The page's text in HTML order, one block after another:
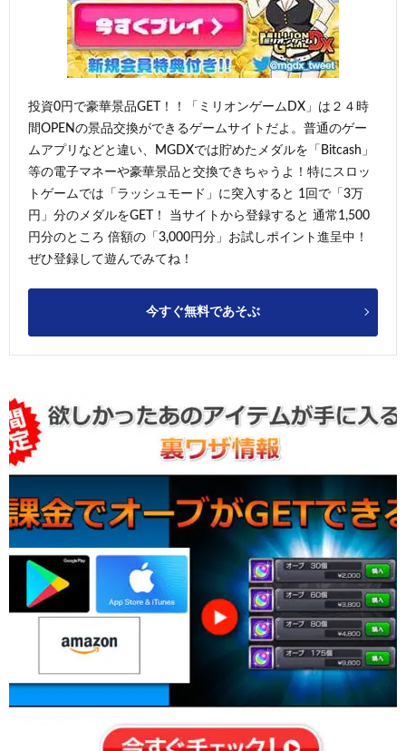
投資0円で豪華景品GET！！「ミリオンゲームDX」は２４時
間OPENの景品交換ができるゲームサイトだよ。普通のゲー
ムアプリなどと違い、MGDXでは貯めたメダルを「Bitcash」
等の電子マネーや豪華景品と交換できちゃうよ！特にスロッ
トゲームでは「ラッシュモード」に突入すると 1回で「3万
円」分のメダルをGET！ 当サイトから登録すると 通常1,500
円分のところ 倍額の「3,000円分」お試しポイント進呈中！
ぜひ登録して遊んでみてね！
今すぐ無料であそぶ